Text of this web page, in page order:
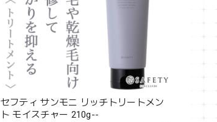
セフティ サンモニ リッチトリートメン
ト モイスチャー 210g--